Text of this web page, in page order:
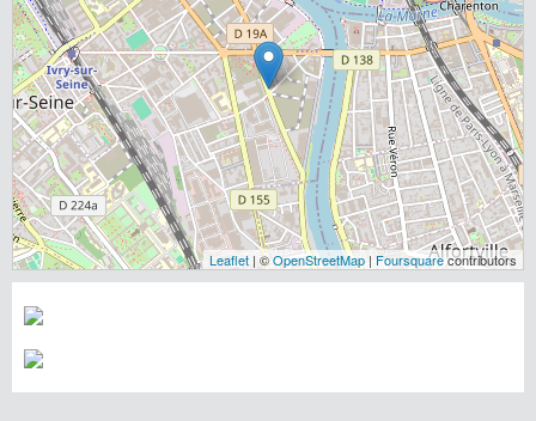
Leaflet | ©OpenStreetMap | Foursquarecontributors